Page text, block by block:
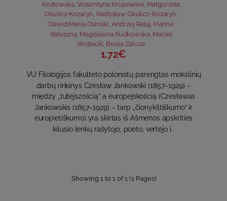
Kozłowska ,Walentyna Krupowies, Małgorzata
Okulicz-Kozaryn, Radosław Okulicz-Kozaryn,
Dawid Maria Osinski, Andrzej Rataj, Hanna
Ratuszna Magdalena Rudkowska Maciej
Wojtacki, Beata Zaluza
1.72€
VU Filologijos fakulteto polonistų parengtas mokslinių
darbų rinkinys Czesław Jankowski (1857–1929) –
między „tutejszością” a europejskością (Czesławas
Jankowskis (1857–1929) – tarp „čionykštiškumo“ ir
europietiškumo) yra skirtas iš Ašmenos apskrities
kilusio lenkų rašytojo, poeto, vertėjo i..
Showing 1 to 1 of 1 (1 Pages)